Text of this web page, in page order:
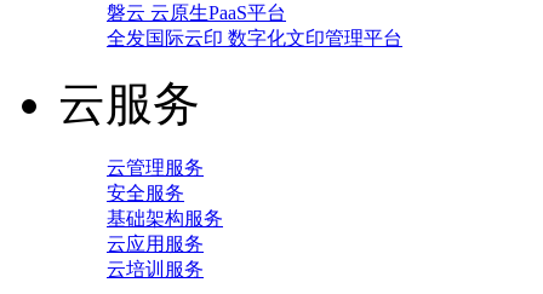
磐云 云原生PaaS平台
全发国际云印 数字化文印管理平台
云服务
云管理服务
安全服务
基础架构服务
云应用服务
云培训服务